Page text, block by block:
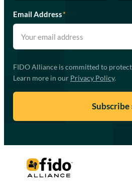
Email Address*
FIDO Alliance is committed to
Learn more in our Privacy Policy.